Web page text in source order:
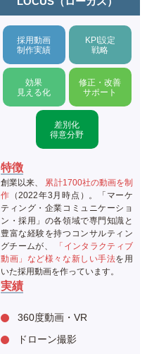
採用動画
制作実績
KPI設定
戦略
効果
見える化
修正・改善
サポート
差別化
得意分野
特徴
創業以来、 累計1700社の動画を制
作 （2022年3月時点）。「マーケ
ティング・企業コミュニケーショ
ン・採用」の各領域で専門知識と
豊富な経験を持つコンサルティン
グチームが、
「インタラクティブ
動画」など様々な新しい手法を用
いた採用動画を作っています。
実績
360度動画・VR
ドローン撮影